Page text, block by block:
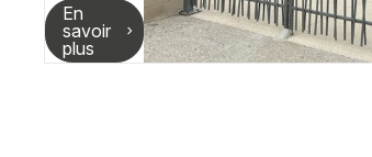
En
savoir
plus